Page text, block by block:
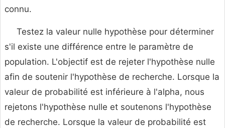
connu.
Testez la valeur nulle hypothèse pour déterminer
s'il existe une différence entre le paramètre de
population. L'objectif est de rejeter l'hypothèse nulle
afin de soutenir l'hypothèse de recherche. Lorsque la
valeur de probabilité est inférieure à l'alpha, nous
rejetons l'hypothèse nulle et soutenons l'hypothèse
de recherche. Lorsque la valeur de probabilité est